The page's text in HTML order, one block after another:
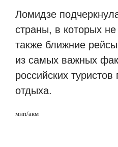
Ломидзе
страны, в которых
также ближние
из самых важных
российских
отдыха.
мнп/акм